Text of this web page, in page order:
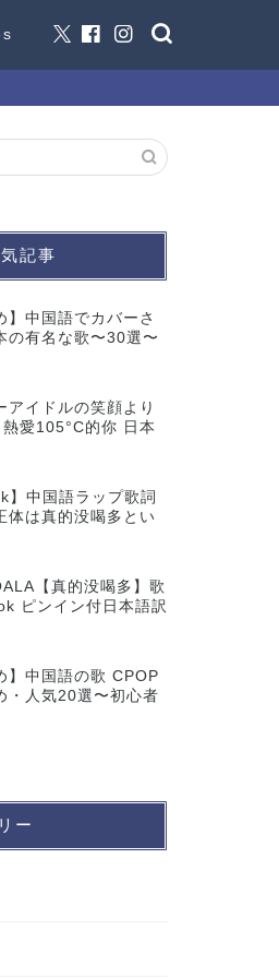
記事
】中国語でカバーさ
の有名な歌〜30選〜
アイドルの笑顔より
愛105°C的你 日本
】中国語ラップ歌詞
体は真的没喝多とい
【真的没喝多】歌
ピンイン付日本語訳
】中国語の歌 CPOP
・人気20選〜初心者
ー